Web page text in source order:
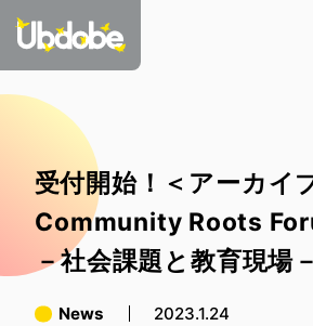
受付開始！＜アーカイ
Community Roots
－社会課題と教育現場－
News 2023.1.24